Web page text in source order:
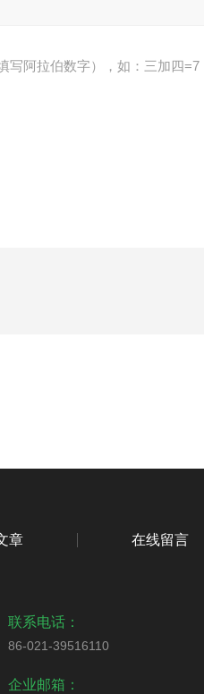
写阿拉伯数字），如：三加四=7
章 在线留言
联系电话：
86-021-39516110
企业邮箱：